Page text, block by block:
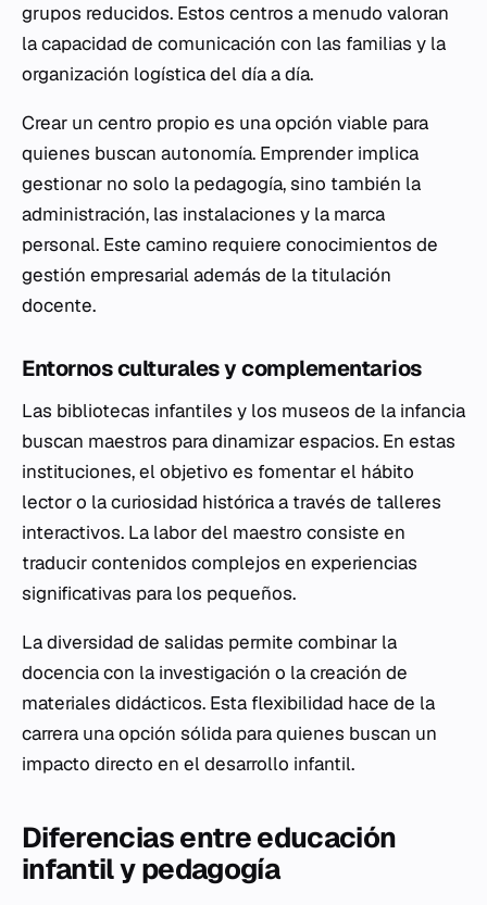
grupos reducidos. Estos centros a menudo valoran
la capacidad de comunicación con las familias y la
organización logística del día a día.
Crear un centro propio es una opción viable para
quienes buscan autonomía. Emprender implica
gestionar no solo la pedagogía, sino también la
administración, las instalaciones y la marca
personal. Este camino requiere conocimientos de
gestión empresarial además de la titulación
docente.
Entornos culturales y complementarios
Las bibliotecas infantiles y los museos de la infancia
buscan maestros para dinamizar espacios. En estas
instituciones, el objetivo es fomentar el hábito
lector o la curiosidad histórica a través de talleres
interactivos. La labor del maestro consiste en
traducir contenidos complejos en experiencias
significativas para los pequeños.
La diversidad de salidas permite combinar la
docencia con la investigación o la creación de
materiales didácticos. Esta flexibilidad hace de la
carrera una opción sólida para quienes buscan un
impacto directo en el desarrollo infantil.
Diferencias entre educación
infantil y pedagogía